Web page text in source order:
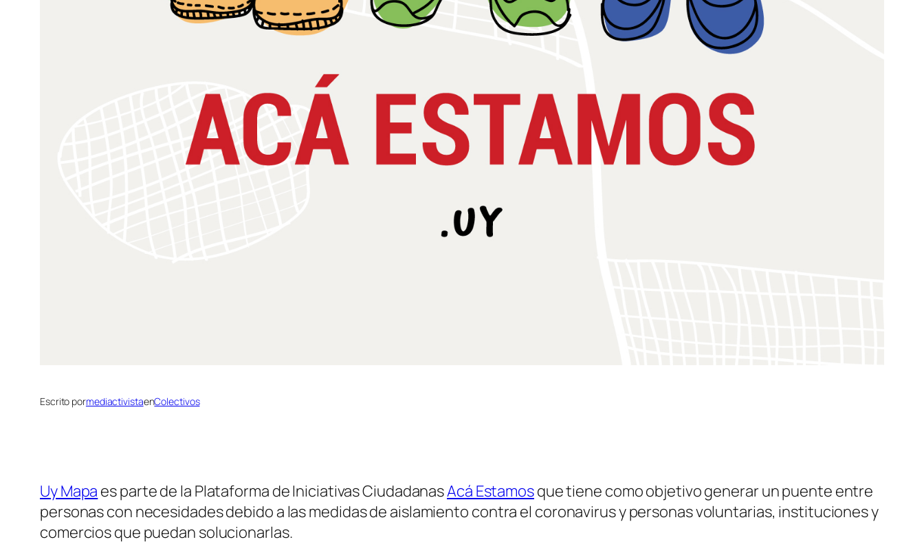
Escrito pormediactivistaenColectivos
Uy Mapa es parte de la Plataforma de Iniciativas CiudadanasAcá Estamosque tiene como objetivo generar un puente entre
personas con necesidades debido a las medidas de aislamiento contra el coronavirus y personas voluntarias, instituciones y
comercios que puedan solucionarlas.